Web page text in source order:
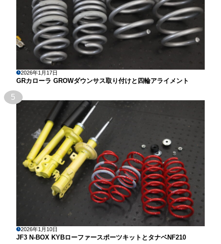
2026年1月17日
GRカローラ GROWダウンサス取り付けと四輪アライメント
5
2026年1月10日
JF3 N-BOX KYBローファースポーツキットとタナベNF210